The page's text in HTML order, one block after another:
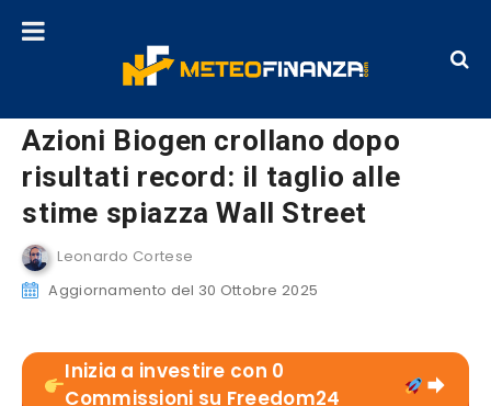
Azioni Biogen crollano dopo
risultati record: il taglio alle
stime spiazza Wall Street
Leonardo Cortese
Aggiornamento del 30 Ottobre 2025
Inizia a investire con 0
Commissioni su Freedom24